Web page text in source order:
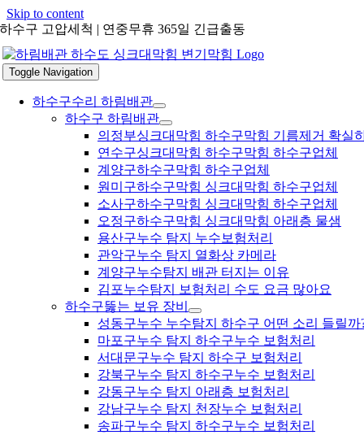
Skip to content
하수구 고압세척 | 연중무휴 365일 긴급출동
Toggle Navigation
하수구수리 하림배관
하수구 하림배관
의정부싱크대막힘 하수구막힘 기름제거 확실
연수구싱크대막힘 하수구막힘 하수구업체
계양구하수구막힘 하수구업체
원미구하수구막힘 싱크대막힘 하수구업체
소사구하수구막힘 싱크대막힘 하수구업체
오정구하수구막힘 싱크대막힘 아래층 물샘
용산구누수 탐지 누수보험처리
관악구누수 탐지 열화상 카메라
계양구누수탐지 배관 터지는 이유
김포누수탐지 보험처리 수도 요금 많아요
하수구뚫는 보유 장비
성동구누수 누수탐지 하수구 어떤 소리 들릴까
마포구누수 탐지 하수구누수 보험처리
서대문구누수 탐지 하수구 보험처리
강북구누수 탐지 하수구누수 보험처리
강동구누수 탐지 아래층 보험처리
강남구누수 탐지 천장누수 보험처리
송파구누수 탐지 하수구누수 보험처리